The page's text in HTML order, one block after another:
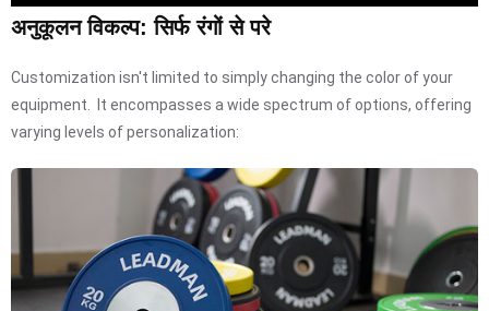
अनुकूलन विकल्प: सिर्फ रंगों से परे
Customization isn't limited to simply changing the color of your
equipment. It encompasses a wide spectrum of options, offering
varying levels of personalization: